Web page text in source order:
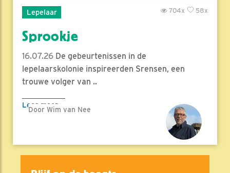
Lepelaar 58x
704x
Sprookje
16.07.26 De gebeurtenissen in de
lepelaarskolonie inspireerden Srensen, een
trouwe volger van ..
Lees meer
Door Wim van Nee